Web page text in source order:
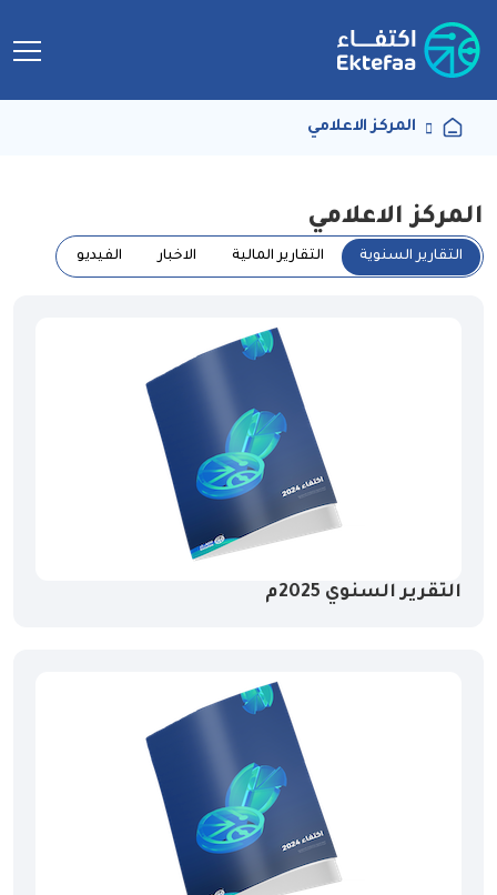
المركز الاعلامي
المركز الاعلامي
التقارير السنوية التقارير المالية الاخبار الفيديو
التقرير السنوي 2025م